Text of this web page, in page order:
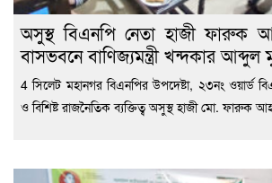
অসুস্থ বিএনপি নেতা হাজী ফারুক
বাসভবনে বাণিজ্যমন্ত্রী খন্দকার আব্দুল
4 সিলেট মহানগর বিএনপির উপদেষ্টা, ২৩নং ওয়ার্ড
ও বিশিষ্ট রাজনৈতিক ব্যক্তিত্ব অসুস্থ হাজী মো. ফারুক